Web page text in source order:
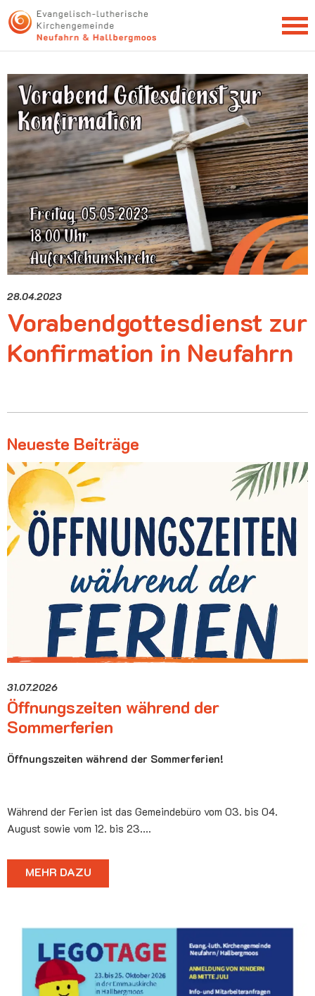
NEWSLETTER
28.04.2023
Vorabendgottesdienst zur
Konfirmation in Neufahrn
Neueste Beiträge
31.07.2026
Öffnungszeiten während der
Sommerferien
Öffnungszeiten während der Sommerferien!
Während der Ferien ist das Gemeindebüro vom 03. bis 04.
August sowie vom 12. bis 23.…
MEHR DAZU